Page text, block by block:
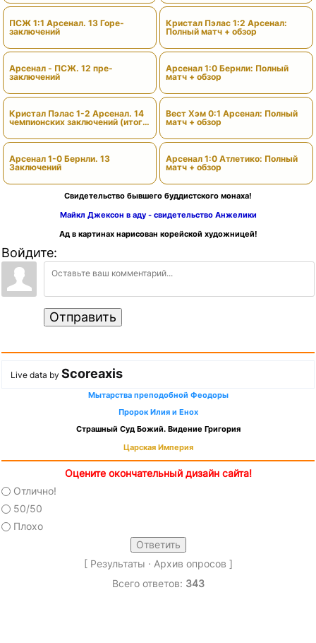
ПСЖ 1:1 Арсенал. 13 Горе-
заключений
Арсенал - ПСЖ. 12 пре-
заключений
Кристал Пэлас 1-2 Арсенал. 14
чемпионских заключений (итоги
Арсенал 1-0 Бернли. 13
Заключений
Кристал Пэлас 1:2 Арсенал:
Полный матч + обзор
Арсенал 1:0 Бернли: Полный
матч + обзор
Вест Хэм 0:1 Арсенал: Полный
матч + обзор
Арсенал 1:0 Атлетико: Полный
матч + обзор
Свидетельство бывшего буддистского монаха!
Майкл Джексон в аду - свидетельство Анжелики
Ад в картинах нарисован корейской художницей!
Войдите:
Отправить
Live data by Scoreaxis
Мытарства преподобной Феодоры
Пророк Илия и Енох
Страшный Суд Божий. Видение Григория
Царская Империя
Оцените окончательный дизайн сайта!
Отлично!
50/50
Плохо
[ Результаты · Архив опросов ]
Всего ответов: 343